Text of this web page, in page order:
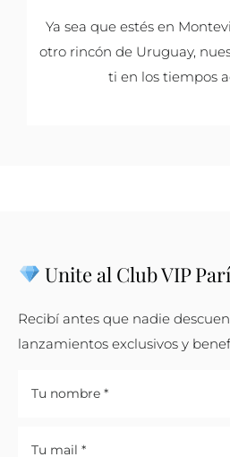
Ya sea que estés en
otro rincón de Uruguay,
ti en los tiempos
Unite al Club VIP
Recibí antes que nadie
lanzamientos exclusivos y